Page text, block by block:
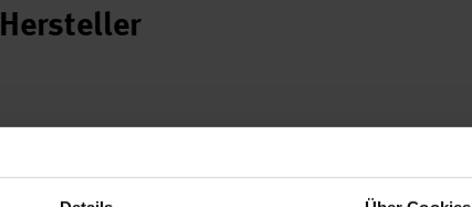
Hersteller